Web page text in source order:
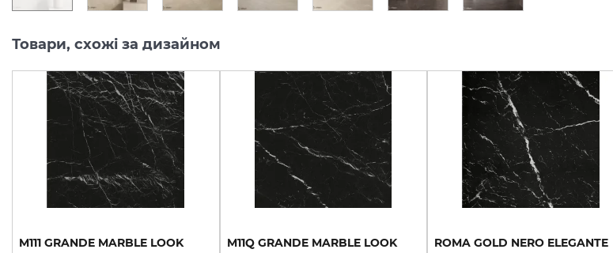
Товари, схожі за дизайном
M111 GRANDE MARBLE LOOK
M11Q GRANDE MARBLE LOOK
ROMA GOLD NERO ELEGANTE